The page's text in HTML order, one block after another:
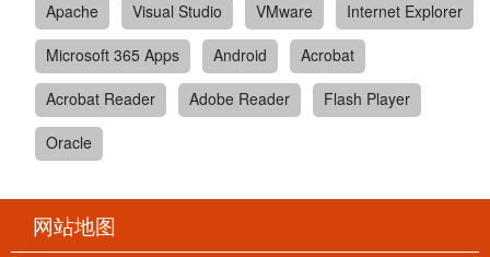
Apache
Visual Studio VMware
Internet Explorer
Microsoft 365 Apps
Android
Acrobat
Acrobat Reader
Adobe Reader
Flash Player
Oracle
网站地图